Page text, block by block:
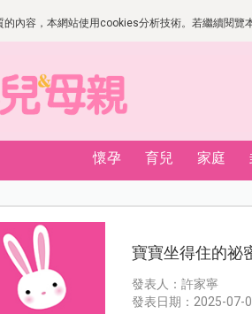
的內容，本網站使用cookies分析技術。若繼續閱
懷孕 育兒 家庭
寶寶坐得住的祕
發表人：許家寧
發表日期：2025-07-